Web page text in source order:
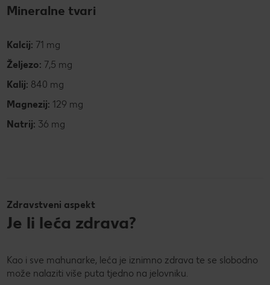
Mineralne tvari
Kalcij: 71 mg
Željezo: 7,5 mg
Kalij: 840 mg
Magnezij: 129 mg
Natrij: 36 mg
Zdravstveni aspekt
Je li leća zdrava?
Kao i sve mahunarke, leća je iznimno zdrava te se slobodno
može nalaziti više puta tjedno na jelovniku.